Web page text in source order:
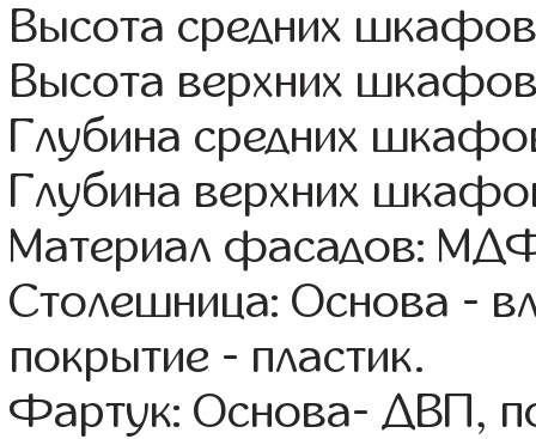
Высота средних
Высота верхних
Глубина средних
Глубина верхних
Материал фасадов:
Столешница: Основа -
покрытие - пластик.
Фартук: Основа- ДВП,